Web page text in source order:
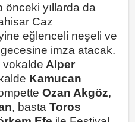
önceki yıllarda da
Caz
eğlenceli neşeli ve
imza atacak.
vokalde Alper
Kamucan
Ozan Akgöz,
, basta Toros